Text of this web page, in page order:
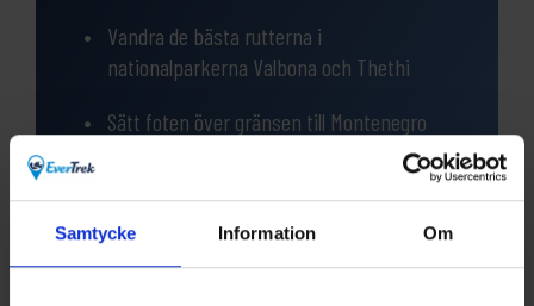
Samtycke Information Om
Vandra de bästa rutterna i
nationalparkerna Valbona och Thethi
Sätt foten över gränsen till Montenegro
Bo på små familjedrivna hotell och
pensionat